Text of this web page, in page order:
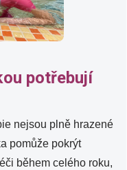
potřebují
nejsou plně hrazené
pomůže pokrýt
během celého roku,